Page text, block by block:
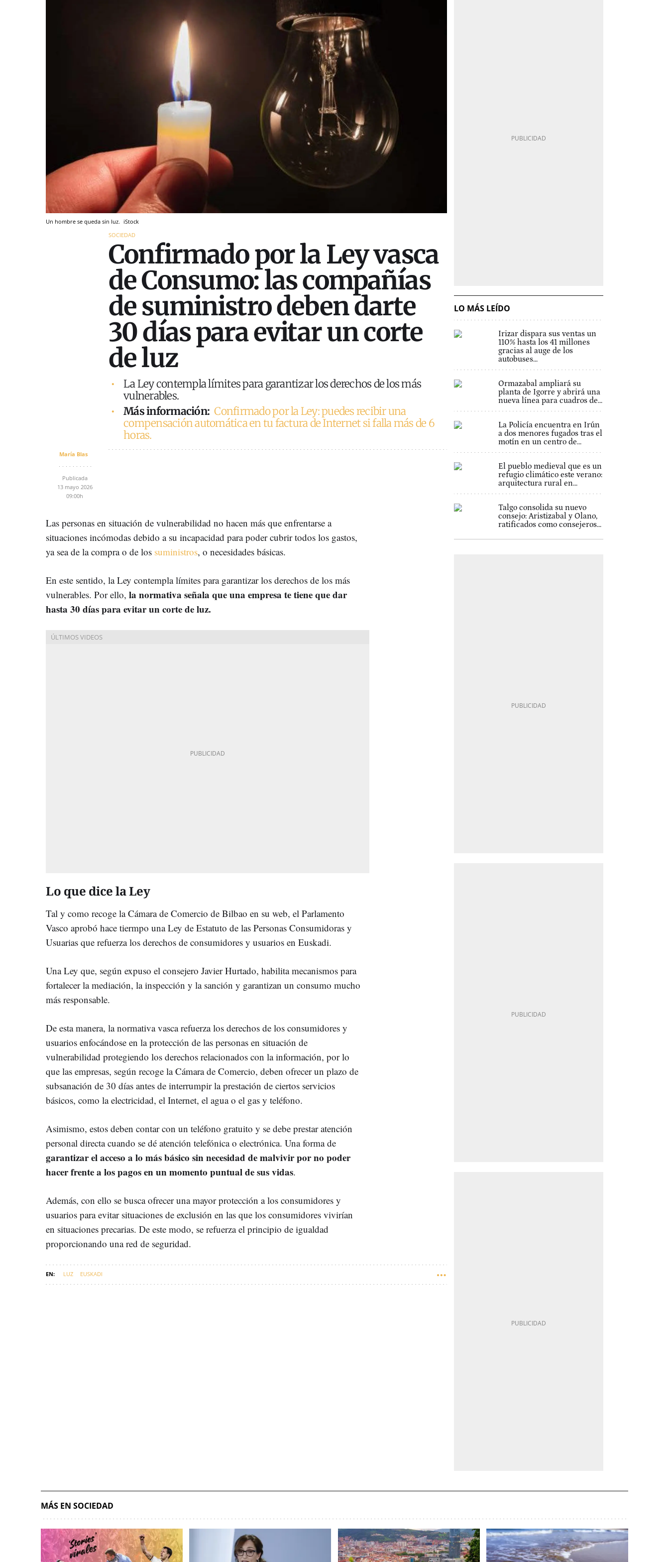
Un hombre se queda sin luz. iStock
SOCIEDAD
Confirmado por la Ley vasca
de Consumo: las compañías
de suministro deben darte
30 días para evitar un corte
de luz
La Ley contempla límites para garantizar los derechos de los más
vulnerables.
Más información: Confirmado por la Ley: puedes recibir una
compensación automática en tu factura de Internet si falla más de 6
horas.
María Blas
Publicada
13 mayo 2026
09:00h
Las personas en situación de vulnerabilidad no hacen más que enfrentarse a
situaciones incómodas debido a su incapacidad para poder cubrir todos los gastos,
ya sea de la compra o de los suministros, o necesidades básicas.
En este sentido, la Ley contempla límites para garantizar los derechos de los más
vulnerables. Por ello, la normativa señala que una empresa te tiene que dar
hasta 30 días para evitar un corte de luz.
Lo que dice la Ley
Tal y como recoge la Cámara de Comercio de Bilbao en su web, el Parlamento
Vasco aprobó hace tiermpo una Ley de Estatuto de las Personas Consumidoras y
Usuarias que refuerza los derechos de consumidores y usuarios en Euskadi.
Una Ley que, según expuso el consejero Javier Hurtado, habilita mecanismos para
fortalecer la mediación, la inspección y la sanción y garantizan un consumo mucho
más responsable.
De esta manera, la normativa vasca refuerza los derechos de los consumidores y
usuarios enfocándose en la protección de las personas en situación de
vulnerabilidad protegiendo los derechos relacionados con la información, por lo
que las empresas, según recoge la Cámara de Comercio, deben ofrecer un plazo de
subsanación de 30 días antes de interrumpir la prestación de ciertos servicios
básicos, como la electricidad, el Internet, el agua o el gas y teléfono.
Asimismo, estos deben contar con un teléfono gratuito y se debe prestar atención
personal directa cuando se dé atención telefónica o electrónica. Una forma de
garantizar el acceso a lo más básico sin necesidad de malvivir por no poder
hacer frente a los pagos en un momento puntual de sus vidas.
Además, con ello se busca ofrecer una mayor protección a los consumidores y
usuarios para evitar situaciones de exclusión en las que los consumidores vivirían
en situaciones precarias. De este modo, se refuerza el principio de igualdad
proporcionando una red de seguridad.
LUZ EUSKADI
LO MÁS LEÍDO
Irizar dispara sus ventas un
110% hasta los 41 millones
gracias al auge de los
autobuses...
Ormazabal ampliará su
planta de Igorre y abrirá una
nueva línea para cuadros de...
La Policía encuentra en Irún
a dos menores fugados tras el
motín en un centro de...
El pueblo medieval que es un
refugio climático este verano:
arquitectura rural en...
Talgo consolida su nuevo
consejo: Aristizabal y Olano,
ratificados como consejeros...
MÁS EN SOCIEDAD